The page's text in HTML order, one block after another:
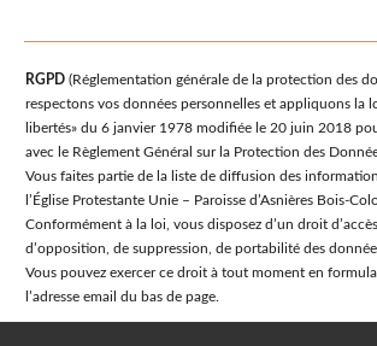
RGPD (Réglementation générale de la protection des
respectons vos données personnelles et appliquons la
libertés» du 6 janvier 1978 modifiée le 20 juin 2018
avec le Règlement Général sur la Protection des
Vous faites partie de la liste de diffusion des
l’Église Protestante Unie – Paroisse d’Asnières Bois-
Conformément à la loi, vous disposez d’un droit
d’opposition, de suppression, de portabilité des
Vous pouvez exercer ce droit à tout moment en
l’adresse email du bas de page.